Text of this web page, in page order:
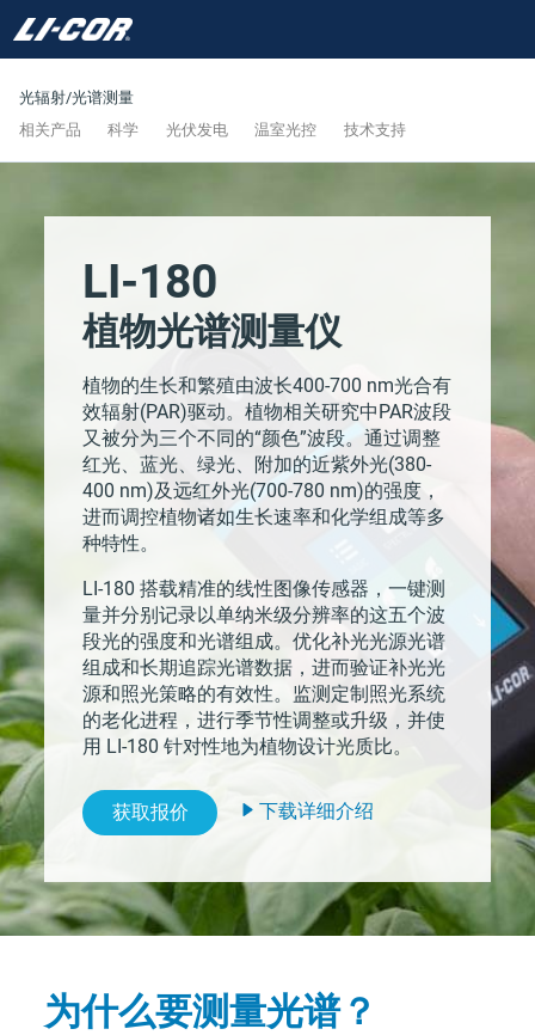
光辐射/光谱测量
相关产品
科学 光伏发电 温室光控 技术支持
LI-180
植物光谱测量仪
植物的生长和繁殖由波长400-700 nm光合有
效辐射(PAR)驱动。植物相关研究中PAR波段
又被分为三个不同的“颜色”波段。通过调整
红光、蓝光、绿光、附加的近紫外光(380-
400 nm)及远红外光(700-780 nm)的强度，
进而调控植物诸如生长速率和化学组成等多
种特性。
LI-180 搭载精准的线性图像传感器，一键测
量并分别记录以单纳米级分辨率的这五个波
段光的强度和光谱组成。优化补光光源光谱
组成和长期追踪光谱数据，进而验证补光光
源和照光策略的有效性。监测定制照光系统
的老化进程，进行季节性调整或升级，并使
用 LI-180 针对性地为植物设计光质比。
获取报价 下载详细介绍
为什么要测量光谱？